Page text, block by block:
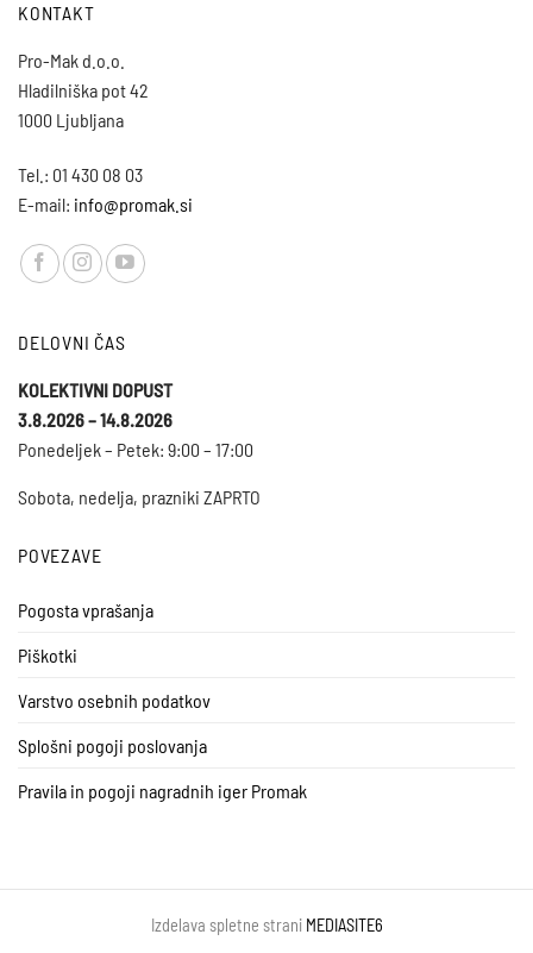
KONTAKT
Pro-Mak d.o.o.
Hladilniška pot 42
1000 Ljubljana
Tel.: 01 430 08 03
E-mail: info@promak.si
DELOVNI ČAS
KOLEKTIVNI DOPUST
3.8.2026 – 14.8.2026
Ponedeljek – Petek: 9:00 – 17:00
Sobota, nedelja, prazniki ZAPRTO
POVEZAVE
Pogosta vprašanja
Piškotki
Varstvo osebnih podatkov
Splošni pogoji poslovanja
Pravila in pogoji nagradnih iger Promak
Izdelava spletne strani MEDIASITE6